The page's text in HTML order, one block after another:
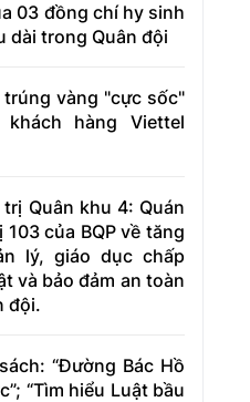
03 đồng chí hy sinh
dài trong Quân đội
trúng vàng "cực sốc"
hàng Viettel
Quân khu 4: Quán
của BQP về tăng
lý, giáo dục chấp
và bảo đảm an toàn
đội.
“Đường Bác Hồ
“Tìm hiểu Luật bầu